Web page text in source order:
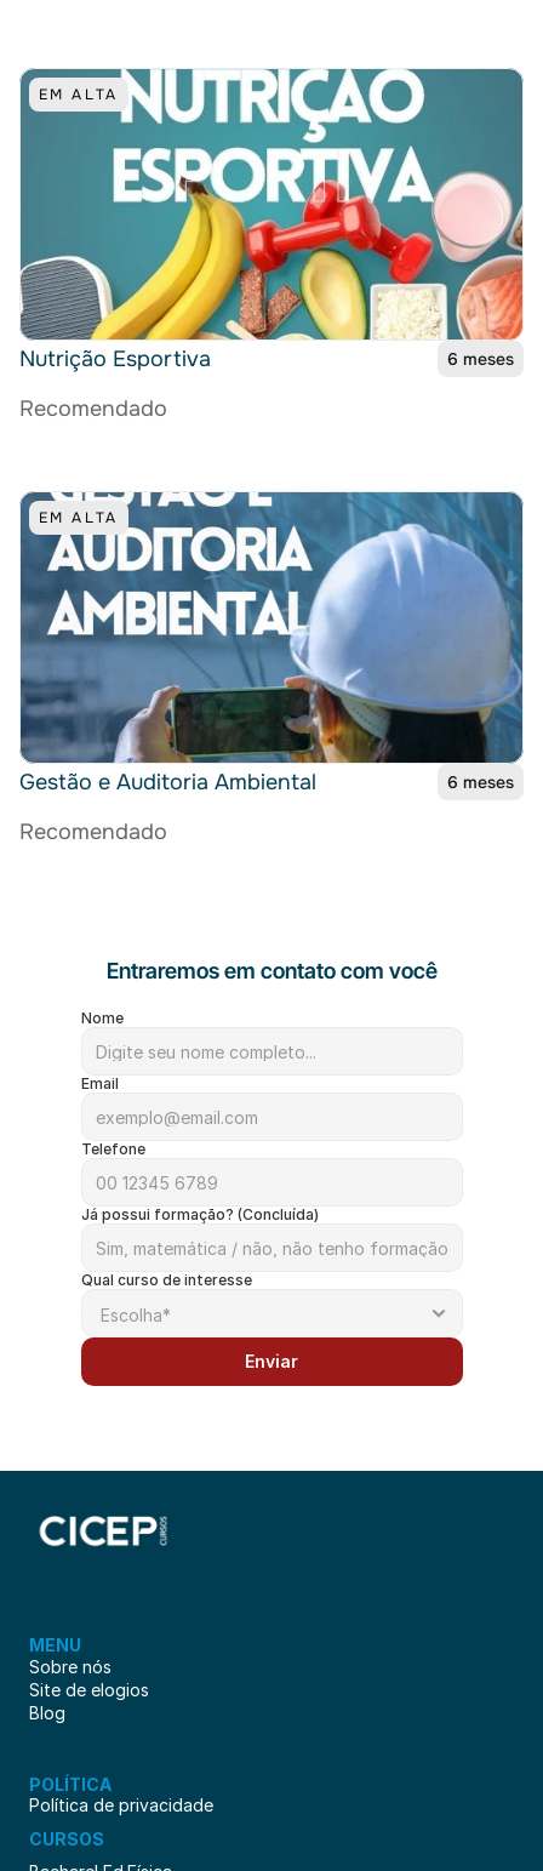
EM ALTA
Nutrição Esportiva 6 meses
Recomendado
EM ALTA
Gestão e Auditoria Ambiental 6 meses
Recomendado
Entraremos em contato com você
Nome
Email
Telefone
Já possui formação? (Concluída)
Qual curso de interesse
Enviar
MENU
Sobre nós
Site de elogios
Blog
POLÍTICA
Política de privacidade
CURSOS